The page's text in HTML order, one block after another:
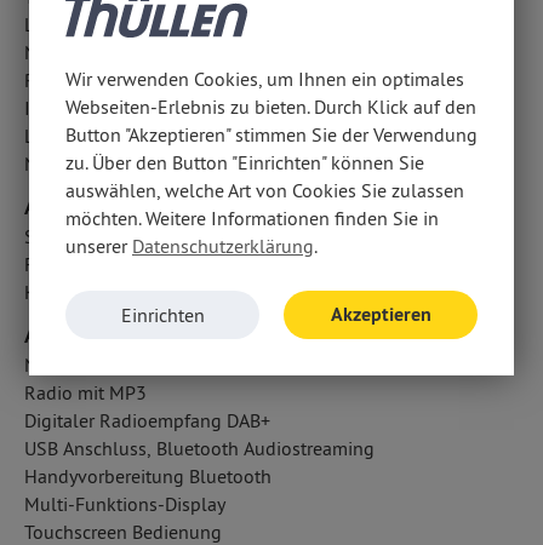
Lichtsensor
Notbremsassistent
Reifendruckkontrolle
ISOFIX Kindersitzbefestigung
LED-Tagfahrlicht
Nebelscheinwerfer
Airbags
Seitenairbag vorn
Fahrer- /Beifahrerairbag
Kopfairbag vorn und hinten
Audio & Kommunikation
Navigationssystem
Radio mit MP3
Digitaler Radioempfang DAB+
USB Anschluss, Bluetooth Audiostreaming
Handyvorbereitung Bluetooth
Multi-Funktions-Display
Touchscreen Bedienung
Wir verwenden Cookies, um Ihnen ein optimales
Webseiten-Erlebnis zu bieten. Durch Klick auf den
Button "Akzeptieren" stimmen Sie der Verwendung
zu. Über den Button "Einrichten" können Sie
auswählen, welche Art von Cookies Sie zulassen
möchten. Weitere Informationen finden Sie in
unserer Datenschutzerklärung.
Einrichten Akzeptieren